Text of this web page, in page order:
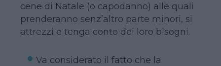
cene di Natale (o capodanno) alle quali
prenderanno senz’altro parte minori, si
attrezzi e tenga conto dei loro bisogni.
Va considerato il fatto che la